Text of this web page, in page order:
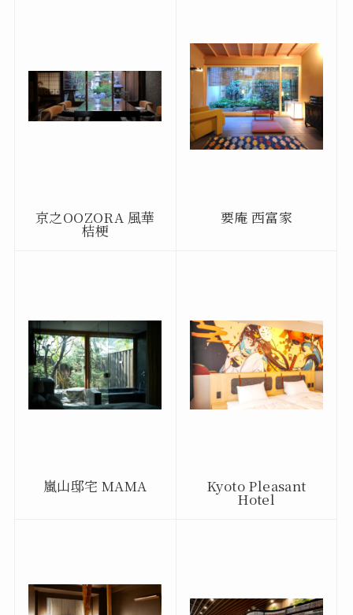
京之OOZORA 風華
桔梗
要庵 西富家
嵐山邸宅 MAMA Kyoto Pleasant
Hotel